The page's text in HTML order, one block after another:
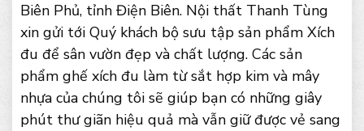
Biên Phủ, tỉnh Điện Biên. Nội thất Thanh Tùng
xin gửi tới Quý khách bộ sưu tập sản phẩm Xích
đu để sân vườn đẹp và chất lượng. Các sản
phẩm ghế xích đu làm từ sắt hợp kim và mây
nhựa của chúng tôi sẽ giúp bạn có những giây
phút thư giãn hiệu quả mà vẫn giữ được vẻ sang